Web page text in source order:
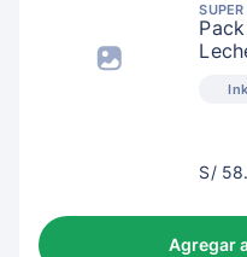
S/
S/
Agregar